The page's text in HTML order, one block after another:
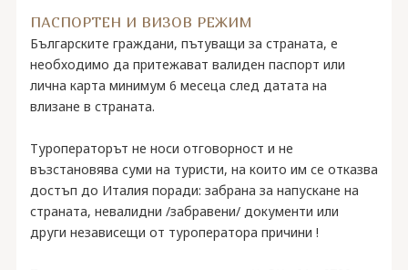
ПАСПОРТЕН И ВИЗОВ РЕЖИМ
Българските граждани, пътуващи за страната, е
необходимо да притежават валиден паспорт или
лична карта минимум 6 месеца след датата на
влизане в страната.
Туроператорът не носи отговорност и не
възстановява суми на туристи, на които им се отказва
достъп до Италия поради: забрана за напускане на
страната, невалидни /забравени/ документи или
други независещи от туроператора причини !